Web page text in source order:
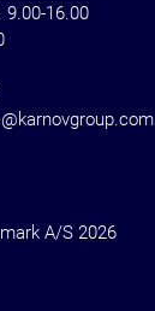
9.00-16.00
A/S 2026